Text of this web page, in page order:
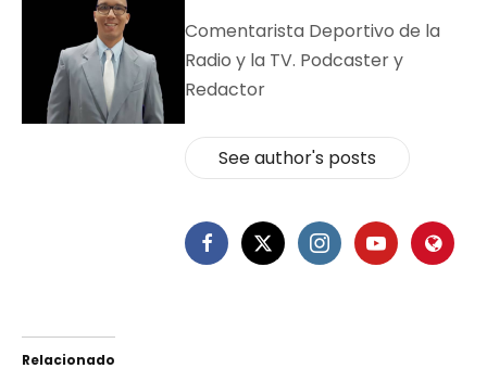
Comentarista Deportivo de la
Radio y la TV. Podcaster y
Redactor
See author's posts
Relacionado